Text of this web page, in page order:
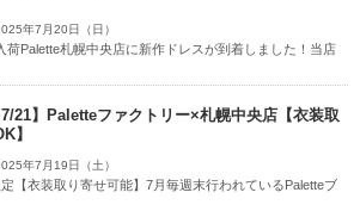
年7月20日（日）
荷Palette札幌中央店に新作ドレスが到着しました！当店
21】Paletteファクトリー×札幌中央店【衣装取
】
年7月19日（土）
【衣装取り寄せ可能】7月毎週末行われているPaletteブ